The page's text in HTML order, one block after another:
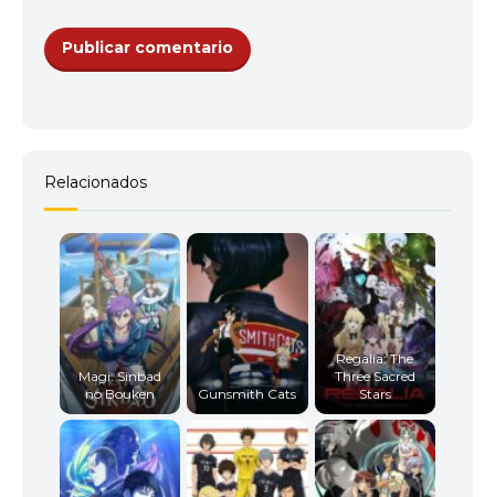
Relacionados
Magi: Sinbad
no Bouken
Gunsmith Cats
Regalia: The
Three Sacred
Stars